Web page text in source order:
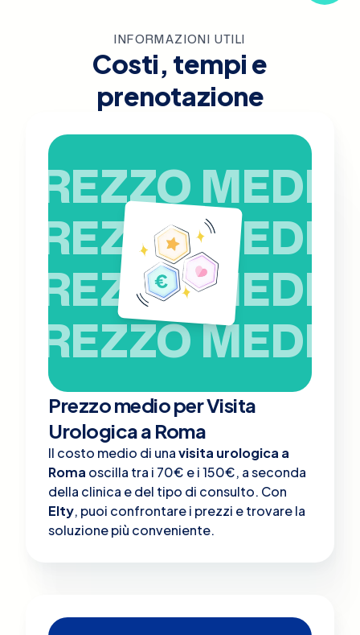
INFORMAZIONI UTILI
Costi, tempi e
prenotazione
PREZZO MEDIO
PREZZO MEDIO
PREZZO MEDIO
PREZZO MEDIO
Prezzo medio per Visita
Urologica a Roma
Il costo medio di unavisita urologica a
Roma oscilla tra i 70€ e i 150€, a seconda
della clinica e del tipo di consulto. Con
Elty, puoi confrontare i prezzi e trovare la
soluzione più conveniente.